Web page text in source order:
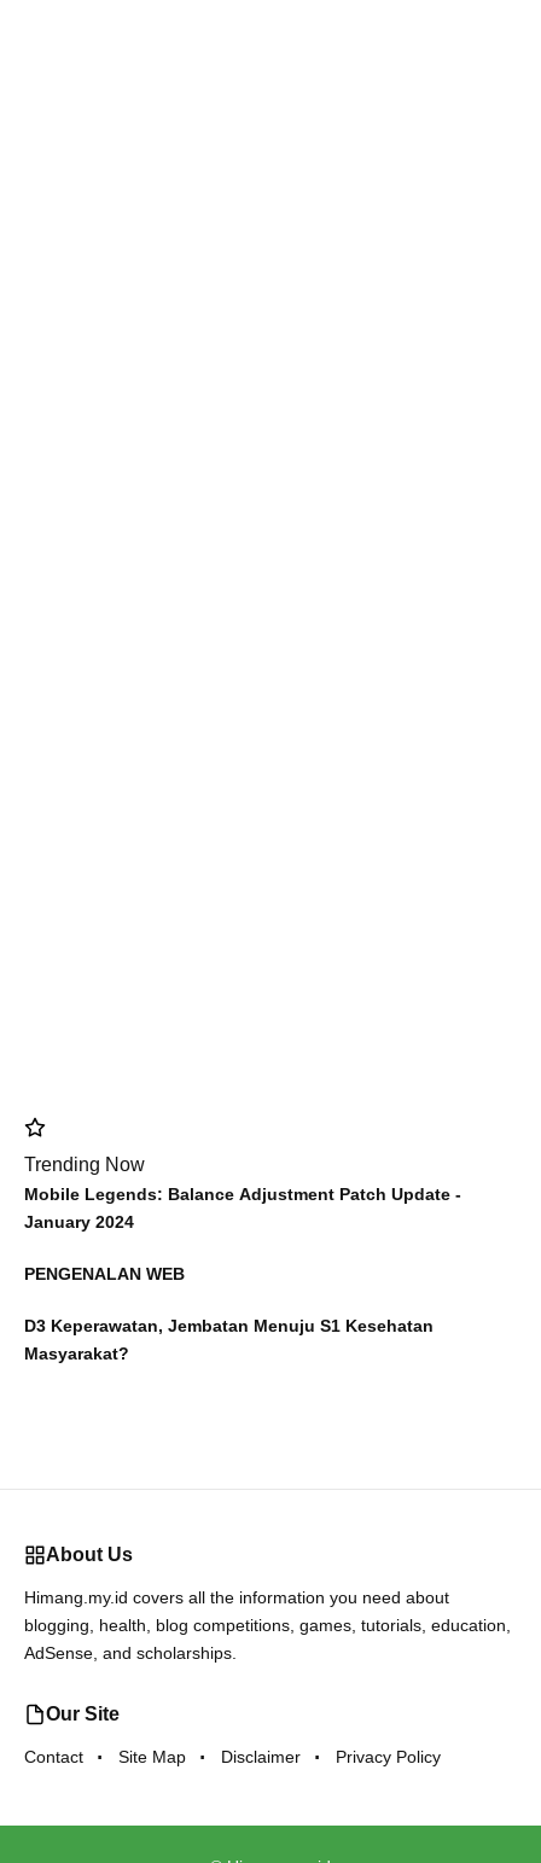
Trending Now
Mobile Legends: Balance Adjustment Patch Update -
January 2024
PENGENALAN WEB
D3 Keperawatan, Jembatan Menuju S1 Kesehatan
Masyarakat?
About Us
Himang.my.id covers all the information you need about
blogging, health, blog competitions, games, tutorials, education,
AdSense, and scholarships.
Our Site
Contact Site Map Disclaimer Privacy Policy